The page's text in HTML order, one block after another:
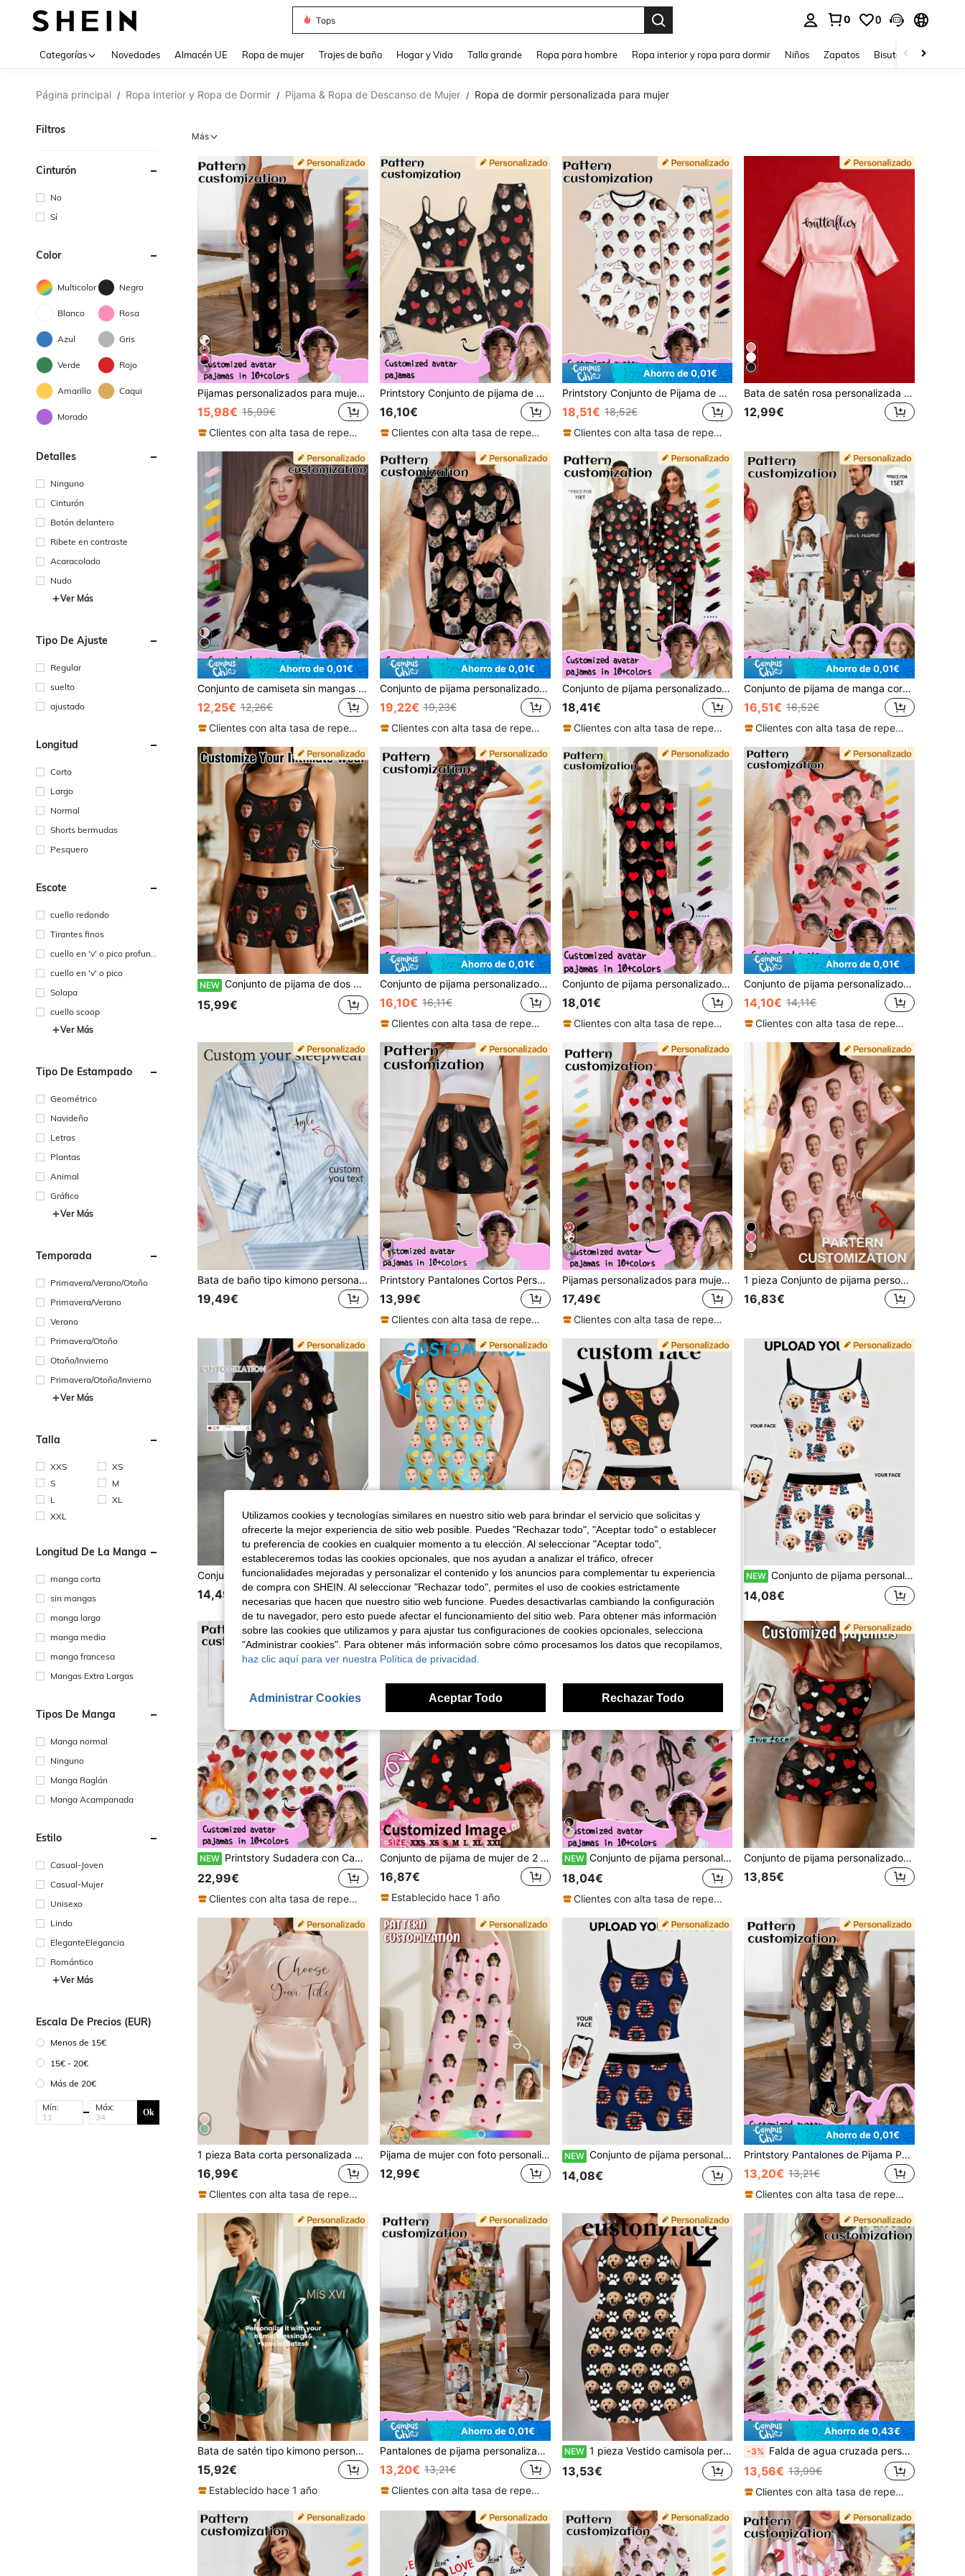
Tops
0 0
Categorías Novedades Almacén UE Ropa de mujer Trajes de baño Hogar y Vida Talla grande Ropa para hombre Ropa interior y ropa para dormir Niños Zapatos Bisutería Y
Página principal / Ropa Interior y Ropa de Dormir / Pijama & Ropa de Descanso de Mujer / Ropa de dormir personalizada para mujer
Filtros
Cinturón
No
Sí
Color
Multicolor Negro
Blanco Rosa
Azul Gris
Verde Rojo
Amarillo Caqui
Morado
Detalles
Ninguno
Cinturón
Botón delantero
Ribete en contraste
Acaracolado
Nudo
Ver Más
Tipo De Ajuste
Regular
suelto
ajustado
Longitud
Corto
Largo
Normal
Shorts bermudas
Pesquero
Escote
cuello redondo
Tirantes finos
cuello en 'v' o pico profund
cuello en 'v' o pico
Solapa
cuello scoop
Ver Más
Tipo De Estampado
Geométrico
Navideño
Letras
Plantas
Animal
Gráfico
Ver Más
Temporada
Primavera/Verano/Otoño
Primavera/Verano
Verano
Primavera/Otoño
Otoño/Invierno
Primavera/Otoño/Invierno
Ver Más
Talla
XXS
XS
S
M
L
XL
XXL
Longitud De La Manga
manga corta
sin mangas
manga larga
manga media
manga francesa
Mangas Extra Largas
Tipos De Manga
Manga normal
Ninguno
Manga Raglán
Manga Acampanada
Estilo
Casual-Joven
Casual-Mujer
Unisexo
Lindo
EleganteElegancia
Romántico
Ver Más
Escala De Precios (EUR)
Menos de 15€
15€ - 20€
Más de 20€
Mín: Máx: Ok
Más
8
Pijamas personalizados para mujer de Printstory, personalizados con cualquier patrón, regalo personalizado único, adecuado para familia, amigos, fiestas festivas
15,98€ 15,99€
Clientes con alta tasa de repetición
Printstory Conjunto de pijama de 3 piezas personalizado para mujer, personalizable con cualquier patrón, adecuado como regalo para familia, amigos o fiestas festivas
16,10€
Clientes con alta tasa de repetición
Ahorro de 0,01€
Printstory Conjunto de Pijama de 3 Piezas Personalizado para Mujer, Personalizable con Cualquier Patrón, Adecuado como Regalo para Familia, Amigos o Fiestas de Vacaciones
18,51€ 18,52€
Clientes con alta tasa de repetición
Bata de satén rosa personalizada para mujer, kimono de novia personalizado, regalo de boda para dama de honor y Día de San Valentín
12,99€
Ahorro de 0,01€
Conjunto de camiseta sin mangas personalizada para mujer de Printstory, personalizable con cualquier patrón, adecuado como regalo único para familiares y amigos, perfecto para fiestas festivas
12,25€ 12,26€
Clientes con alta tasa de repetición
Ahorro de 0,01€
Conjunto de pijama personalizado para mujer de Printstory, personalizable con cualquier patrón, regalo único y personalizado, adecuado para familia, amigos, fiestas festivas
19,22€ 19,23€
Clientes con alta tasa de repetición
Conjunto de pijama personalizado para mujer de Printstory, se puede imprimir cualquier patrón, regalo único y personalizado, adecuado para familia, amigos y fiestas festivas
18,41€
Clientes con alta tasa de repetición
Ahorro de 0,01€
Conjunto de pijama de manga corta personalizado para mujer de Printstory, se puede imprimir cualquier patrón, adecuado como regalo único para familia, amigos y fiestas festivas
16,51€ 16,52€
Clientes con alta tasa de repetición
NEW Conjunto de pijama de dos piezas con camisola y shorts personalizados con múltiples fotos de caras, ropa de dormir negra con diseño de copa de vino y brindis, regalo romántico para la esposa
15,99€
Ahorro de 0,01€
Conjunto de pijama personalizado para mujer de Printstory, personalizable con cualquier patrón, regalo único y personalizado, adecuado para familia, amigos y fiestas festivas
16,10€ 16,11€
Clientes con alta tasa de repetición
Conjunto de pijama personalizado para mujer Printstory, personalizable con cualquier patrón, regalo único para familia, amigos y fiestas de vacaciones
18,01€
Clientes con alta tasa de repetición
Ahorro de 0,01€
Conjunto de pijama personalizado para mujer de Printstory, personalizable con cualquier patrón, regalo único y personalizado, adecuado para familia, amigos, fiestas festivas
14,10€ 14,11€
Clientes con alta tasa de repetición
Bata de baño tipo kimono personalizada para mujer, pijama corto sexy con estampado, regalo de Navidad y Día de San Valentín, para dama de honor
19,49€
Printstory Pantalones Cortos Personalizados para Mujer, Personalizados con Cualquier Patrón, Regalo Único Personalizado, Adecuado para Familia y Amigos, Fiestas de Vacaciones
13,99€
Clientes con alta tasa de repetición
6
Pijamas personalizados para mujer de Printstory, personalizados con cualquier patrón, regalo personalizado único, adecuado para familia, amigos, fiestas de vacaciones
17,49€
Clientes con alta tasa de repetición
7
1 pieza Conjunto de pijama personalizado para mujer con cara y texto, negro, con cara personalizada, LOVE y estampado de corazón rosa, tela suave, estilo casual, adecuado para uso en el hogar
16,83€
Conjunto de pijama de mujer con foto personalizada del rostro, estampado divertido de manga corta y pantalón corto, regalo para la familia y mejores amigos
14,49€
NEW Vestido de tirantes finos personalizado para mujer, azul claro, con rostro de bebé personalizado, estampado de papaya y limón, ribete negro, tela suave y ligera
13,93€
NEW Conjunto de pijama de dos piezas personalizado con foto, estampado de múltiples caras, camisola y shorts, ropa de dormir, regalo novedoso del Día de San Valentín para la esposa
14,08€
NEW Conjunto de pijama personalizado con cara de perro, camiseta de tirantes y pantalones cortos con foto de mascota personalizada, ropa de dormir con estampado patriótico de bandera estadounidense LOVE, conjunto de ropa interior tipo boy shorts
14,08€
NEW Printstory Sudadera con Capucha de Manta de Felpa Personalizada para Mujer, Franela Gruesa, Personalizable con Cualquier Patrón, Adecuada para el Hogar, Amigos y Reuniones Festivas
22,99€
Clientes con alta tasa de repetición
Conjunto de pijama de mujer de 2 piezas con estampado de corazón y foto personalizada de cara - Ropa de estar por casa casual para el hogar, regalo romántico del Día de San Valentín, conjunto de pijama de mujer
16,87€
Establecido hace 1 año
NEW Conjunto de pijama personalizado para mujer de Printstory, personalizable con cualquier patrón, adecuado como regalo único para familiares y amigos, perfecto para fiestas de vacaciones
18,04€
Clientes con alta tasa de repetición
Conjunto de pijama personalizado con cara para mujer, camiseta de tirantes y shorts con foto personalizada, ropa de estar en casa con estampado de corazones, regalo acogedor para ella
13,85€
1 pieza Bata corta personalizada para dama de honor, hermana, madre, fiesta, con estampado de transferencia de calor de cebolla negra, regalo de boda
16,99€
Clientes con alta tasa de repetición
Pijama de mujer con foto personalizada, ropa de dormir con retrato personalizado, regalo de aniversario para la esposa
12,99€
NEW Conjunto de pijama personalizado con foto de perro, estampado de cara personalizada, top corto de tirantes y shorts, conjunto de ropa interior divertida, regalo broma patriótico con girasol para mujeres y esposas
14,08€
Ahorro de 0,01€
Printstory Pantalones de Pijama Personalizados para Mujer, Se Puede Imprimir Cualquier Patrón, Adecuado Como Regalo Único Para Familia, Amigos y Fiestas Festivas
13,20€ 13,21€
Clientes con alta tasa de repetición
5
Bata de satén tipo kimono personalizada con bordado de nombre a doble cara, bata de baño de seda con cinturón para novia y damas de honor, regalo para fiesta nupcial y preparación de boda
15,92€
Establecido hace 1 año
Ahorro de 0,01€
Pantalones de pijama personalizados para mujer de Printstory, se puede imprimir cualquier patrón, regalo único personalizado, adecuado para familia, amigos y fiestas festivas
13,20€ 13,21€
Clientes con alta tasa de repetición
NEW 1 pieza Vestido camisola personalizado para mujer con estampado de perro, patrón de huella de pata negra, tela suave, ropa de dormir cómoda para el hogar
13,53€
Ahorro de 0,43€
-3% Falda de agua cruzada personalizada de Printstory, personalizada con cualquier patrón, regalo personalizado único, adecuado para familia, amigos, fiestas festivas
13,56€ 13,99€
Clientes con alta tasa de repetición
Utilizamos cookies y tecnologías similares en nuestro sitio web para brindar el servicio que solicitas y
ofrecerte la mejor experiencia de sitio web posible. Puedes "Rechazar todo", "Aceptar todo" o establecer
tu preferencia de cookies en cualquier momento a tu elección. Al seleccionar "Aceptar todo",
estableceremos todas las cookies opcionales, que nos ayudan a analizar el tráfico, ofrecer
funcionalidades mejoradas y personalizar el contenido y los anuncios para complementar tu experiencia
de compra con SHEIN. Al seleccionar "Rechazar todo", permites el uso de cookies estrictamente
necesarias que hacen que nuestro sitio web funcione. Puedes desactivarlas cambiando la configuración
de tu navegador, pero esto puede afectar el funcionamiento del sitio web. Para obtener más información
sobre las cookies que utilizamos y para ajustar tus configuraciones de cookies opcionales, selecciona
"Administrar cookies". Para obtener más información sobre cómo procesamos los datos que recopilamos,
haz clic aquí para ver nuestra Política de privacidad.
Administrar Cookies Aceptar Todo Rechazar Todo